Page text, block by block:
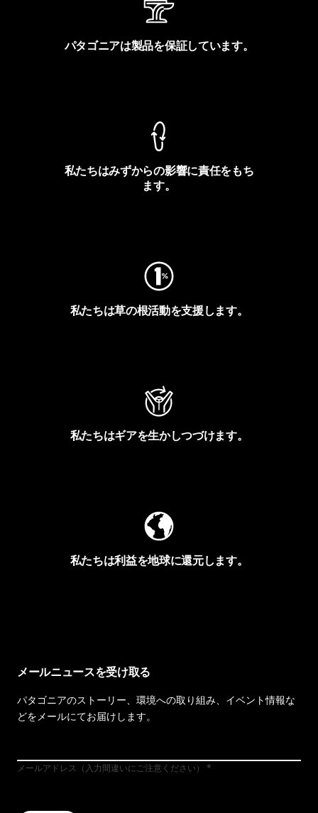
パタゴニアは製品を保証しています。
私たちはみずからの影響に責任をもち
ます。
私たちは草の根活動を支援します。
私たちはギアを生かしつづけます。
私たちは利益を地球に還元します。
メールニュースを受け取る
パタゴニアのストーリー、環境への取り組み、イベント情報な
どをメールにてお届けします。
メールアドレス（入力間違いにご注意ください）